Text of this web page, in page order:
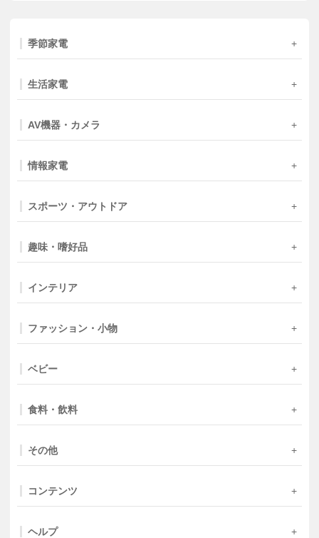
季節家電
生活家電
AV機器・カメラ
情報家電
スポーツ・アウトドア
趣味・嗜好品
インテリア
ファッション・小物
ベビー
食料・飲料
その他
コンテンツ
ヘルプ